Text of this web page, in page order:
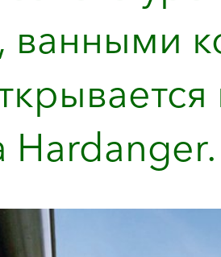
ванными
Hardanger.